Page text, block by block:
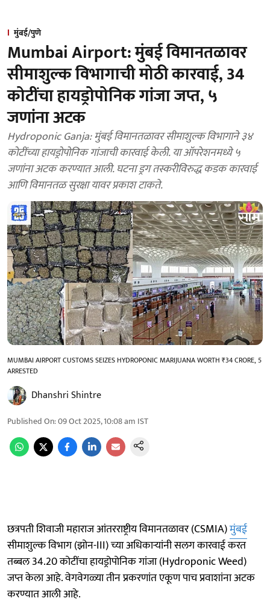
मुंबई/पुणे
Mumbai Airport: मुंबई विमानतळावर
सीमाशुल्क विभागाची मोठी कारवाई, 34
कोटींचा हायड्रोपोनिक गांजा जप्त, ५
जणांना अटक
Hydroponic Ganja: मुंबई विमानतळावर सीमाशुल्क विभागाने ३४
कोटींच्या हायड्रोपोनिक गांजाची कारवाई केली. या ऑपरेशनमध्ये ५
जणांना अटक करण्यात आली. घटना ड्रग तस्करीविरुद्ध कडक कारवाई
आणि विमानतळ सुरक्षा यावर प्रकाश टाकते.
MUMBAI AIRPORT CUSTOMS SEIZES HYDROPONIC MARIJUANA WORTH ₹34 CRORE, 5
ARRESTED
Dhanshri Shintre
Published On:09 Oct 2025, 10:08 am IST
छत्रपती शिवाजी महाराज आंतरराष्ट्रीय विमानतळावर (CSMIA)मुंबई
सीमाशुल्क विभाग (झोन-III) च्या अधिकार्‍यांनी सलग कारवाई करत
तब्बल 34.20 कोटींचा हायड्रोपोनिक गांजा (Hydroponic Weed)
जप्त केला आहे. वेगवेगळ्या तीन प्रकरणांत एकूण पाच प्रवाशांना अटक
करण्यात आली आहे.